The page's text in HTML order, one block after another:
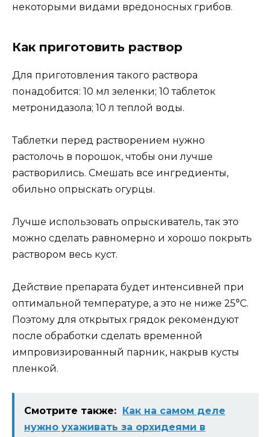
некоторыми видами вредоносных грибов.
Как приготовить раствор
Для приготовления такого раствора
понадобится: 10 мл зеленки; 10 таблеток
метронидазола; 10 л теплой воды.
Таблетки перед растворением нужно
растолочь в порошок, чтобы они лучше
растворились. Смешать все ингредиенты,
обильно опрыскать огурцы.
Лучше использовать опрыскиватель, так это
можно сделать равномерно и хорошо покрыть
раствором весь куст.
Действие препарата будет интенсивней при
оптимальной температуре, а это не ниже 25°С.
Поэтому для открытых грядок рекомендуют
после обработки сделать временной
импровизированный парник, накрыв кусты
пленкой.
Смотрите также:
Как на самом деле
нужно ухаживать за орхидеями в